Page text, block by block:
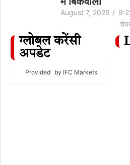
9:22 am
ग्लोबल करेंसी
अपडेट
Provided by IFC Markets